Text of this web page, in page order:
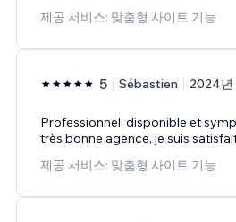
제공 서비스: 맞춤형 사이트 기능
5 Sébastien 2024년
Professionnel, disponible et
très bonne agence, je suis
제공 서비스: 맞춤형 사이트 기능